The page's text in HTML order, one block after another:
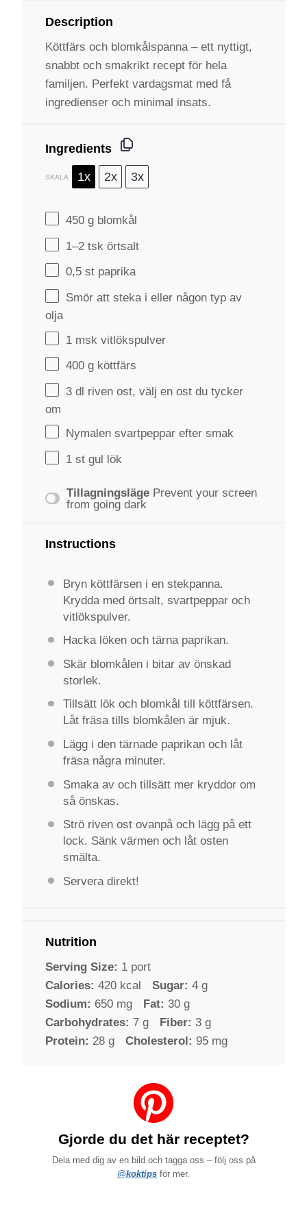
Description
Köttfärs och blomkålspanna – ett nyttigt,
snabbt och smakrikt recept för hela
familjen. Perfekt vardagsmat med få
ingredienser och minimal insats.
Ingredients
SKALA 1x 2x 3x
450 g blomkål
1–2 tsk örtsalt
0,5 st paprika
Smör att steka i eller någon typ av
olja
1 msk vitlökspulver
400 g köttfärs
3 dl riven ost, välj en ost du tycker
om
Nymalen svartpeppar efter smak
1 st gul lök
Tillagningsläge Prevent your screen
from going dark
Instructions
Bryn köttfärsen i en stekpanna.
Krydda med örtsalt, svartpeppar och
vitlökspulver.
Hacka löken och tärna paprikan.
Skär blomkålen i bitar av önskad
storlek.
Tillsätt lök och blomkål till köttfärsen.
Låt fräsa tills blomkålen är mjuk.
Lägg i den tärnade paprikan och låt
fräsa några minuter.
Smaka av och tillsätt mer kryddor om
så önskas.
Strö riven ost ovanpå och lägg på ett
lock. Sänk värmen och låt osten
smälta.
Servera direkt!
Nutrition
Serving Size: 1 port
Calories: 420 kcal Sugar: 4 g
Sodium: 650 mg Fat: 30 g
Carbohydrates: 7 g Fiber: 3 g
Protein: 28 g Cholesterol: 95 mg
Gjorde du det här receptet?
Dela med dig av en bild och tagga oss – följ oss på
@koktips för mer.